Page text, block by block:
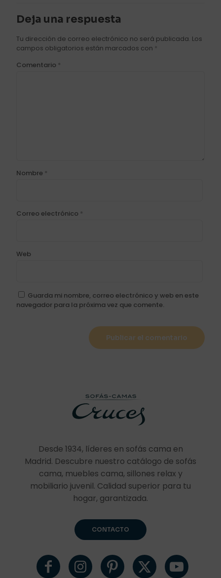
Deja una respuesta
Tu dirección de correo electrónico no será publicada. Los
campos obligatorios están marcados con *
Comentario *
Nombre *
Correo electrónico *
Web
Guarda mi nombre, correo electrónico y web en este
navegador para la próxima vez que comente.
Desde 1934, líderes en sofás cama en
Madrid. Descubre nuestro catálogo de sofás
cama, muebles cama, sillones relax y
mobiliario juvenil. Calidad superior para tu
hogar, garantizada.
CONTACTO